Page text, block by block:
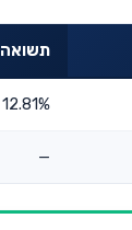
תשואה
12.81%
—